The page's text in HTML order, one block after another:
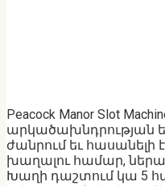
Peacock Manor Slot
արկածախնդրության
ժանրում եւ
խաղալու համար,
Խաղի դաշտում կա 5